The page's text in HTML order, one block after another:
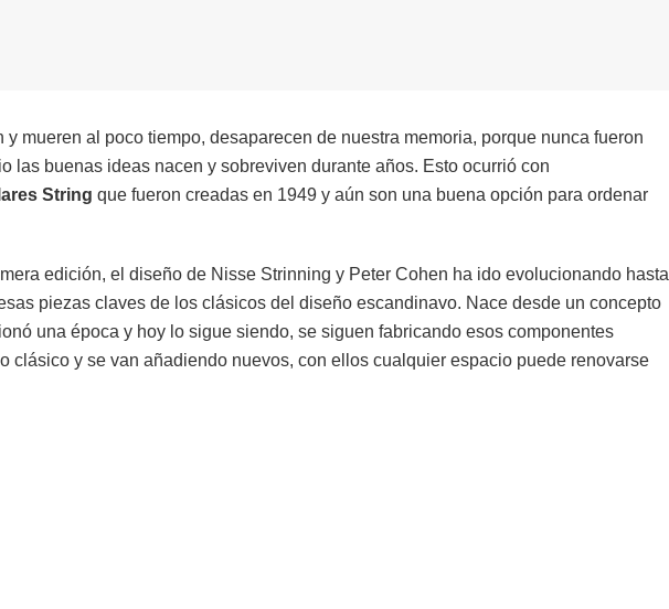
y mueren al poco tiempo, desaparecen de nuestra memoria, porque nunca fueron
las buenas ideas nacen y sobreviven durante años. Esto ocurrió con
String que fueron creadas en 1949 y aún son una buena opción para ordenar
edición, el diseño de Nisse Strinning y Peter Cohen ha ido evolucionando hasta
piezas claves de los clásicos del diseño escandinavo. Nace desde un concepto
una época y hoy lo sigue siendo, se siguen fabricando esos componentes
clásico y se van añadiendo nuevos, con ellos cualquier espacio puede renovarse